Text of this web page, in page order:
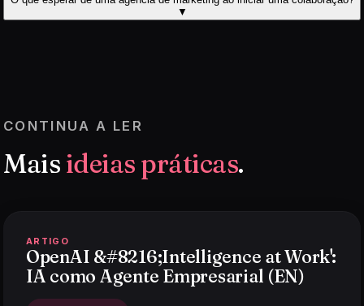
▼
CONTINUA A LER
Mais ideias práticas.
ARTIGO
OpenAI &#8216;Intelligence at Work':
IA como Agente Empresarial (EN)